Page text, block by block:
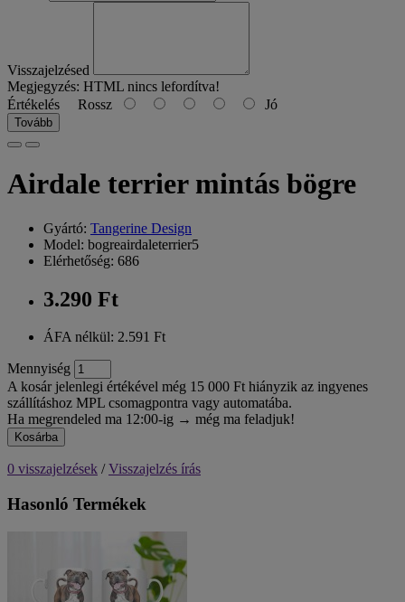
Visszajelzésed
Megjegyzés: HTML nincs lefordítva!
Értékelés Rossz Jó
Tovább
Airdale terrier mintás bögre
Gyártó: Tangerine Design
Model: bogreairdaleterrier5
Elérhetőség: 686
3.290 Ft
ÁFA nélkül: 2.591 Ft
Mennyiség
A kosár jelenlegi értékével még 15 000 Ft hiányzik az ingyenes
szállításhoz MPL csomagpontra vagy automatába.
Ha megrendeled ma 12:00-ig → még ma feladjuk!
Kosárba
0 visszajelzések /Visszajelzés írás
Hasonló Termékek